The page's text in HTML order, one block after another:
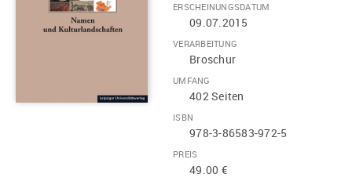
ERSCHEINUNGSDATUM
09.07.2015
VERARBEITUNG
Broschur
UMFANG
402 Seiten
ISBN
978-3-86583-972-5
PREIS
49.00 €